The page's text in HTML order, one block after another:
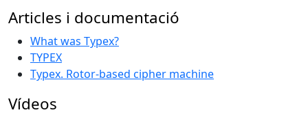
Articles i documentació
What was Typex?
TYPEX
Typex. Rotor-based cipher machine
Vídeos